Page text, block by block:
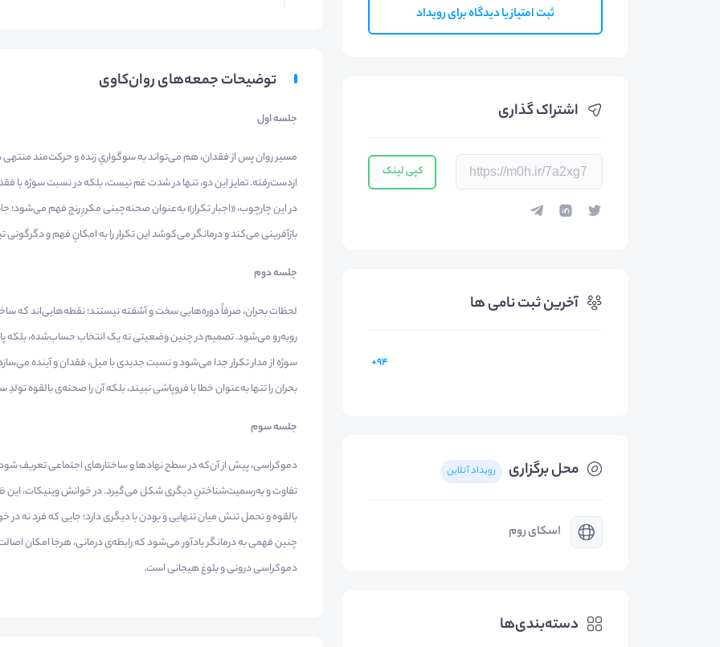
ثبت امتیاز یا دیدگاه برای رویداد
اشتراک گذاری
کپی لینک
آخرین ثبت نامی ها
94+
محل برگزاری رویداد آنلاین
اسکای روم
دسته‌بندی‌ها
توضیحات جمعه‌های روان‌کاوی
جلسه اول
مسیر روان پس از فقدان، هم می‌تواند به سوگواریِ زنده و حرکت‌مند منتهی
از‌دست‌رفته. تمایز این دو، تنها در شدت غم نیست، بلکه در نسبت سوژه با
در این چارچوب، «اجبار تکرار» به‌عنوان صحنه‌چینی مکررِ رنج فهم
بازآفرینی می‌کند و درمانگر می‌کوشد این تکرار را به امکانِ فهم و دگرگونی
جلسه دوم
لحظات بحران، صرفاً دوره‌هایی سخت و آشفته نیستند؛ نقطه‌هایی‌اند که
روبه‌رو می‌شود. تصمیم در چنین وضعیتی نه یک انتخاب حساب‌شده، بلکه
سوژه از مدار تکرار جدا می‌شود و نسبت جدیدی با میل، فقدان و آینده
بحران را تنها به‌عنوان خطا یا فروپاشی نبیند، بلکه آن را صحنه‌ی بالقوه
جلسه سوم
دموکراسی، پیش از آن‌که در سطح نهادها و ساختارهای اجتماعی تعریف
تفاوت و به‌رسمیت‌شناختنِ دیگری شکل می‌گیرد. در خوانش وینیکات، این
بالقوه و تحمل تنش میان تنهایی و بودن با دیگری دارد؛ جایی که فرد
چنین فهمی به درمانگر یادآور می‌شود که رابطه‌ی درمانی، هرجا امکان
دموکراسی درونی و بلوغ هیجانی است.